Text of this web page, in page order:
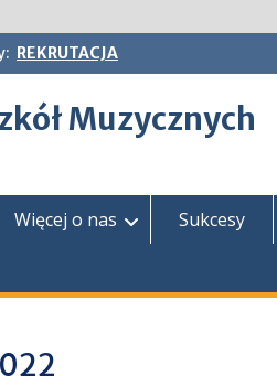
REKRUTACJA
Muzycznych
Więcej o nas
Sukcesy